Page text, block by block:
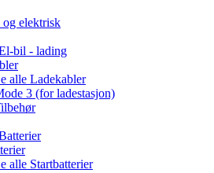
og elektrisk
bil - lading
alle Ladekabler
3 (for ladestasjon)
alle Startbatterier